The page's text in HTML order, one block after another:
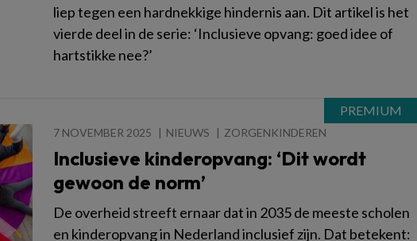
liep tegen een hardnekkige hindernis aan. Dit artikel is het
vierde deel in de serie: ‘Inclusieve opvang: goed idee of
hartstikke nee?’
7 NOVEMBER 2025 NIEUWS ZORGENKINDEREN
Inclusieve kinderopvang: ‘Dit wordt
gewoon de norm’
De overheid streeft ernaar dat in 2035 de meeste scholen
en kinderopvang in Nederland inclusief zijn. Dat betekent: